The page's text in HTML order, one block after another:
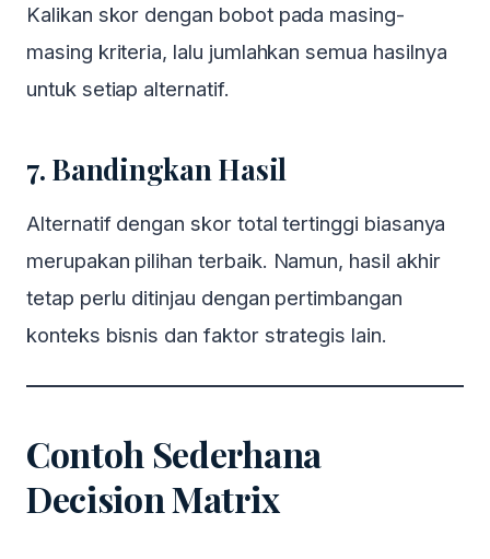
Kalikan skor dengan bobot pada masing-
masing kriteria, lalu jumlahkan semua hasilnya
untuk setiap alternatif.
7. Bandingkan Hasil
Alternatif dengan skor total tertinggi biasanya
merupakan pilihan terbaik. Namun, hasil akhir
tetap perlu ditinjau dengan pertimbangan
konteks bisnis dan faktor strategis lain.
Contoh Sederhana
Decision Matrix